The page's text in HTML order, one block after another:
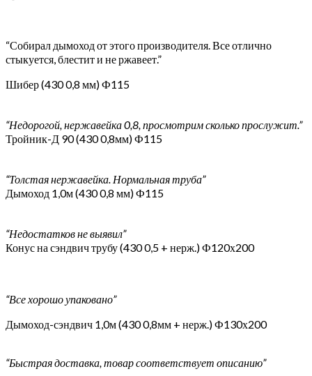
“Собирал дымоход от этого производителя. Все отлично
стыкуется, блестит и не ржавеет.”
Шибер (430 0,8 мм) Ф115
“Недорогой, нержавейка 0,8, просмотрим сколько прослужит.”
Тройник-Д 90 (430 0,8мм) Ф115
“Толстая нержавейка. Нормальная труба”
Дымоход 1,0м (430 0,8 мм) Ф115
“Недостатков не выявил”
Конус на сэндвич трубу (430 0,5 + нерж.) Ф120х200
“Все хорошо упаковано”
Дымоход-сэндвич 1,0м (430 0,8мм + нерж.) Ф130х200
“Быстрая доставка, товар соответствует описанию”